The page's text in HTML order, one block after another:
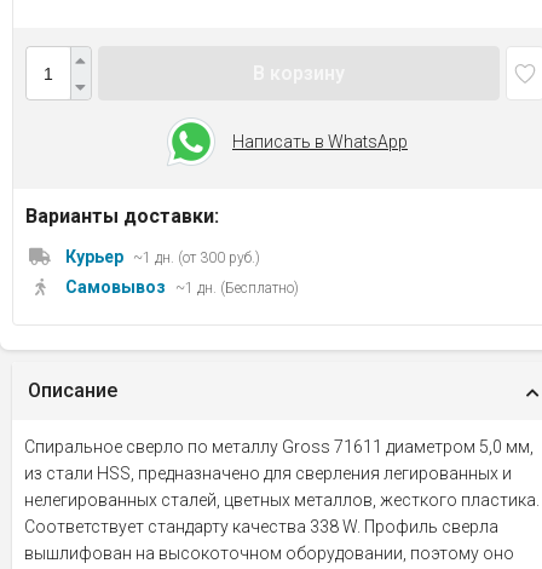
Написать в WhatsApp
Варианты доставки:
Курьер ~1 дн. (от 300 руб.)
Самовывоз ~1 дн. (Бесплатно)
Описание
Спиральное сверло по металлу Gross 71611 диаметром 5,0 мм,
из стали HSS, предназначено для сверления легированных и
нелегированных сталей, цветных металлов, жесткого пластика.
Соответствует стандарту качества 338 W. Профиль сверла
вышлифован на высокоточном оборудовании, поэтому оно